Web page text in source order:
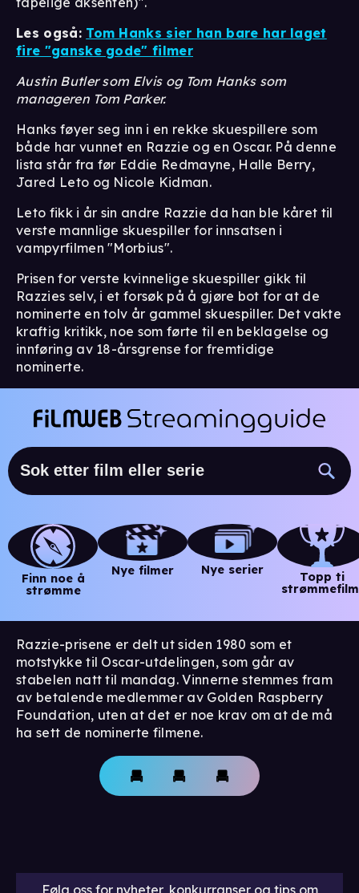
Les også: Tom Hanks sier han bare har laget
fire "ganske gode" filmer
Austin Butler som Elvis og Tom Hanks som
manageren Tom Parker.
Hanks føyer seg inn i en rekke skuespillere som
både har vunnet en Razzie og en Oscar. På denne
lista står fra før Eddie Redmayne, Halle Berry,
Jared Leto og Nicole Kidman.
Leto fikk i år sin andre Razzie da han ble kåret til
verste mannlige skuespiller for innsatsen i
vampyrfilmen "Morbius".
Prisen for verste kvinnelige skuespiller gikk til
Razzies selv, i et forsøk på å gjøre bot for at de
nominerte en tolv år gammel skuespiller. Det vakte
kraftig kritikk, noe som førte til en beklagelse og
innføring av 18-årsgrense for fremtidige
nominerte.
Finn noe å
strømme
Nye filmer Nye serier
Topp ti
Razzie-prisene er delt ut siden 1980 som et
motstykke til Oscar-utdelingen, som går av
stabelen natt til mandag. Vinnerne stemmes fram
av betalende medlemmer av Golden Raspberry
Foundation, uten at det er noe krav om at de må
ha sett de nominerte filmene.
Følg oss for nyheter, konkurranser og tips om